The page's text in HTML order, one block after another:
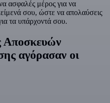
ασφαλές μέρος για να
σου, ώστε να απολαύσεις
τα υπάρχοντά σου.
Αποσκευών
αγόρασαν οι